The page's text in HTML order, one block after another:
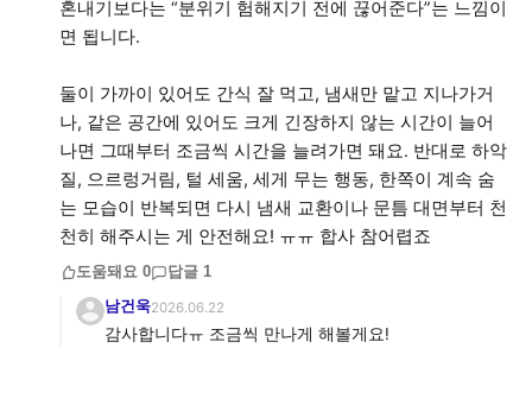
혼내기보다는 “분위기 험해지기 전에 끊어준다”는 느낌이
면 됩니다.
둘이 가까이 있어도 간식 잘 먹고, 냄새만 맡고 지나가거
나, 같은 공간에 있어도 크게 긴장하지 않는 시간이 늘어
나면 그때부터 조금씩 시간을 늘려가면 돼요. 반대로 하악
질, 으르렁거림, 털 세움, 세게 무는 행동, 한쪽이 계속 숨
는 모습이 반복되면 다시 냄새 교환이나 문틈 대면부터 천
천히 해주시는 게 안전해요! ㅠㅠ 합사 참어렵죠
도움돼요 0 답글 1
남건욱2026.06.22
감사합니다ㅠ 조금씩 만나게 해볼게요!